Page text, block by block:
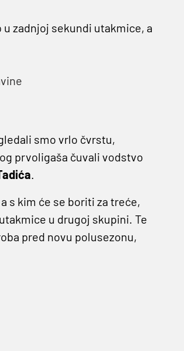
zadnjoj sekundi utakmice, a
smo vrlo čvrstu,
prvoligaša čuvali vodstvo
.
s kim će se boriti za treće,
u drugoj skupini. Te
pred novu polusezonu,